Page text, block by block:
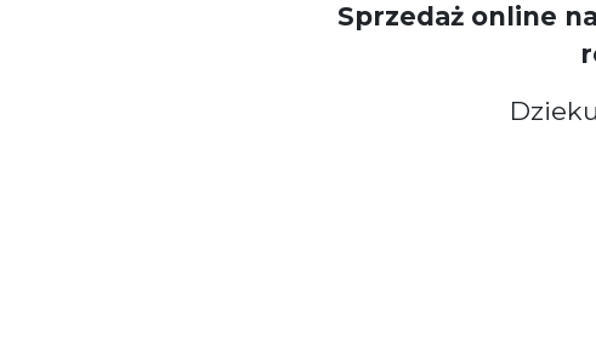
Sprzedaż online